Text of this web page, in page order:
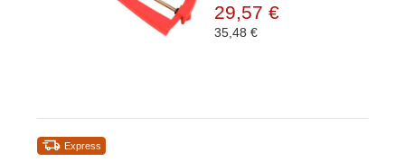
29,57 €
35,48 €
Express